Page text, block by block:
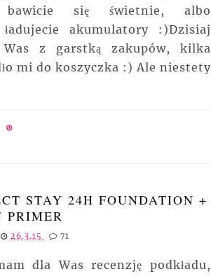
się świetnie, albo
akumulatory :)Dzisiaj
Was z garstką zakupów, kilka
mi do koszyczka :) Ale niestety
STAY 24H FOUNDATION +
PRIMER
26.3.15 71
dla Was recenzję podkładu,